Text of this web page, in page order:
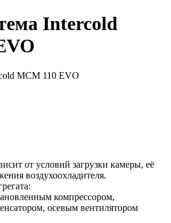
Intercold
от условий загрузки камеры, её
воздухоохладителя.
компрессором,
осевым вентилятором